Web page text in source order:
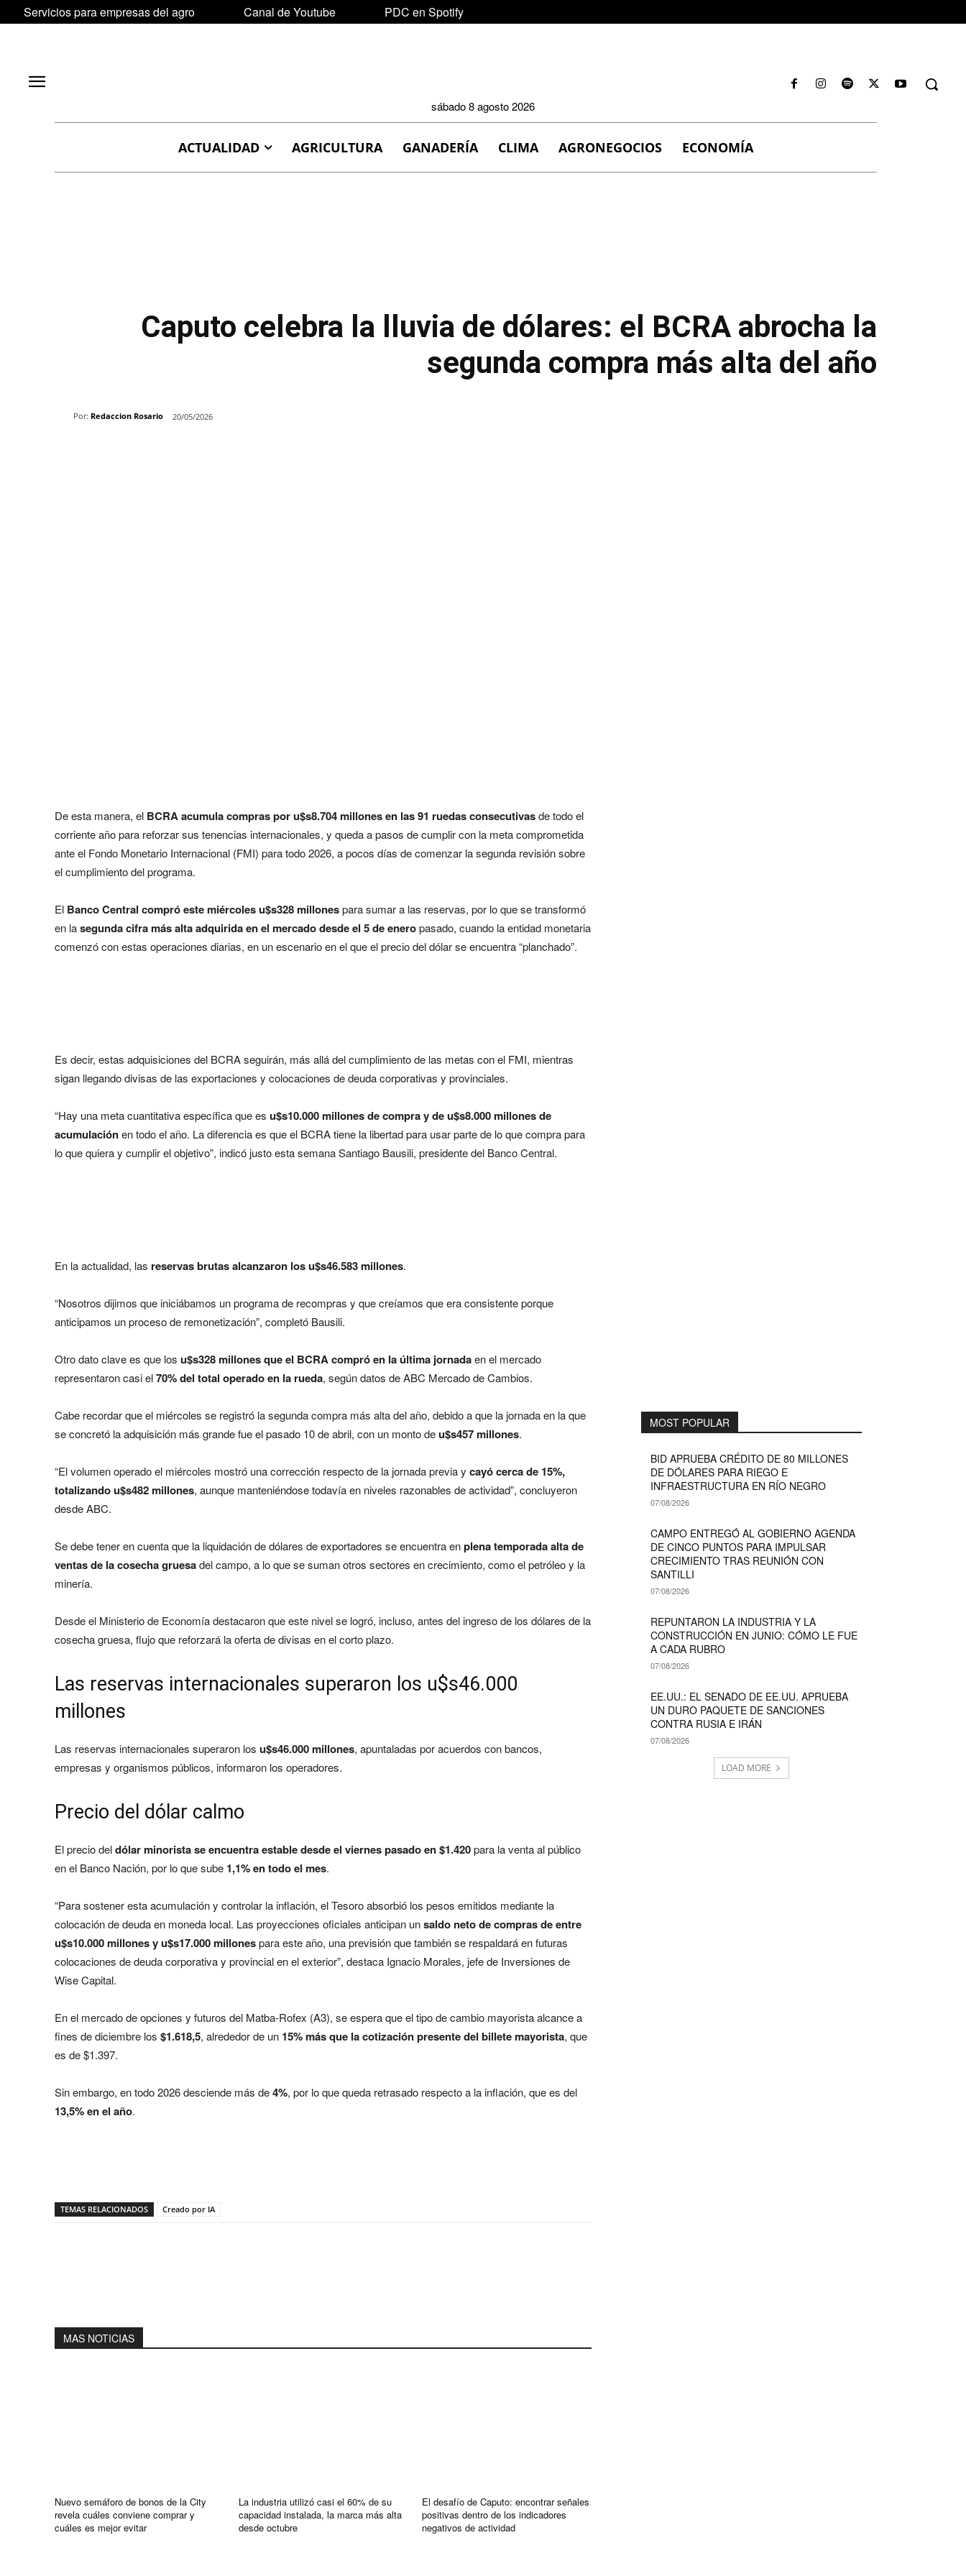
Servicios para empresas del agro Canal de Youtube PDC en Spotify
sábado 8 agosto 2026
ACTUALIDAD AGRICULTURA GANADERÍA CLIMA AGRONEGOCIOS ECONOMÍA
Caputo celebra la lluvia de dólares: el BCRA abrocha la
segunda compra más alta del año
Por: Redaccion Rosario 20/05/2026
De esta manera, el BCRA acumula compras por u$s8.704 millones en las 91 ruedas consecutivasde todo el
corriente año para reforzar sus tenencias internacionales, y queda a pasos de cumplir con la meta comprometida
ante el Fondo Monetario Internacional (FMI) para todo 2026, a pocos días de comenzar la segunda revisión sobre
el cumplimiento del programa.
El Banco Central compró este miércoles u$s328 millonespara sumar a las reservas, por lo que se transformó
en lasegunda cifra más alta adquirida en el mercado desde el 5 de eneropasado, cuando la entidad monetaria
comenzó con estas operaciones diarias, en un escenario en el que el precio del dólar se encuentra “planchado”.
Es decir, estas adquisiciones del BCRA seguirán, más allá del cumplimiento de las metas con el FMI, mientras
sigan llegando divisas de las exportaciones y colocaciones de deuda corporativas y provinciales.
“Hay una meta cuantitativa específica que es u$s10.000 millones de compra y de u$s8.000 millones de
acumulaciónen todo el año. La diferencia es que el BCRA tiene la libertad para usar parte de lo que compra para
lo que quiera y cumplir el objetivo”, indicó justo esta semana Santiago Bausili, presidente del Banco Central.
En la actualidad, las reservas brutas alcanzaron los u$s46.583 millones.
“Nosotros dijimos que iniciábamos un programa de recompras y que creíamos que era consistente porque
anticipamos un proceso de remonetización”, completó Bausili.
Otro dato clave es que los u$s328 millones que el BCRA compró en la última jornadaen el mercado
representaron casi el70% del total operado en la rueda, según datos de ABC Mercado de Cambios.
Cabe recordar que el miércoles se registró la segunda compra más alta del año, debido a que la jornada en la que
se concretó la adquisición más grande fue el pasado 10 de abril, con un monto deu$s457 millones.
“El volumen operado el miércoles mostró una corrección respecto de la jornada previa y cayó cerca de 15%,
totalizando u$s482 millones, aunque manteniéndose todavía en niveles razonables de actividad”, concluyeron
desde ABC.
Se debe tener en cuenta que la liquidación de dólares de exportadores se encuentra enplena temporada alta de
ventas de la cosecha gruesadel campo, a lo que se suman otros sectores en crecimiento, como el petróleo y la
minería.
Desde el Ministerio de Economía destacaron que este nivel se logró, incluso, antes del ingreso de los dólares de la
cosecha gruesa, flujo que reforzará la oferta de divisas en el corto plazo.
Las reservas internacionales superaron los u$s46.000
millones
Las reservas internacionales superaron los u$s46.000 millones, apuntaladas por acuerdos con bancos,
empresas y organismos públicos, informaron los operadores.
Precio del dólar calmo
El precio deldólar minorista se encuentra estable desde el viernes pasado en $1.420para la venta al público
en el Banco Nación, por lo que sube 1,1% en todo el mes.
“Para sostener esta acumulación y controlar la inflación, el Tesoro absorbió los pesos emitidos mediante la
colocación de deuda en moneda local. Las proyecciones oficiales anticipan unsaldo neto de compras de entre
u$s10.000 millones y u$s17.000 millonespara este año, una previsión que también se respaldará en futuras
colocaciones de deuda corporativa y provincial en el exterior”, destaca Ignacio Morales, jefe de Inversiones de
Wise Capital.
En el mercado de opciones y futuros del Matba-Rofex (A3), se espera que el tipo de cambio mayorista alcance a
fines de diciembre los $1.618,5, alrededor de un 15% más que la cotización presente del billete mayorista, que
es de $1.397.
Sin embargo, en todo 2026 desciende más de4%, por lo que queda retrasado respecto a la inflación, que es del
13,5% en el año.
TEMAS RELACIONADOS Creado por IA
MAS NOTICIAS
Nuevo semáforo de bonos de la City
revela cuáles conviene comprar y
cuáles es mejor evitar
La industria utilizó casi el 60% de su
capacidad instalada, la marca más alta
desde octubre
El desafío de Caputo: encontrar señales
positivas dentro de los indicadores
negativos de actividad
MOST POPULAR
BID APRUEBA CRÉDITO DE 80 MILLONES
DE DÓLARES PARA RIEGO E
INFRAESTRUCTURA EN RÍO NEGRO
07/08/2026
CAMPO ENTREGÓ AL GOBIERNO AGENDA
DE CINCO PUNTOS PARA IMPULSAR
CRECIMIENTO TRAS REUNIÓN CON
SANTILLI
07/08/2026
REPUNTARON LA INDUSTRIA Y LA
CONSTRUCCIÓN EN JUNIO: CÓMO LE FUE
A CADA RUBRO
07/08/2026
EE.UU.: EL SENADO DE EE.UU. APRUEBA
UN DURO PAQUETE DE SANCIONES
CONTRA RUSIA E IRÁN
07/08/2026
LOAD MORE